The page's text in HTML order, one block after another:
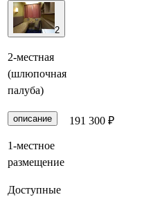
2
2-местная
(шлюпочная
палуба)
описание
1-местное
размещение
Доступные
191 300 ₽